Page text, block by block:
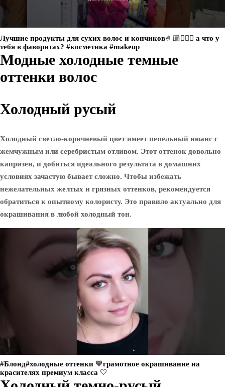
Лучшие продукты для сухих волос и кончиков🤌🏼💇🏼‍♀️ а что у
тебя в фаворитах? #косметика #makeup
Модные холодные темные
оттенки волос
Холодный русый
Холодный светло-коричневый цвет имеет пепельный нюанс с
жемчужным или серебристым отливом. Этот оттенок довольно
капризен, и добиться идеального результата в домашних
условиях зачастую бывает сложно. Чтобы избежать
нежелательных желтых и грязных оттенков, рекомендуется
обратиться к опытному колористу. Это правило актуально для
окрашивания в любой холодный тон.
#Блонд#холодные оттенки 💙грамотное окрашивание на
красителях премиум класса 🤍